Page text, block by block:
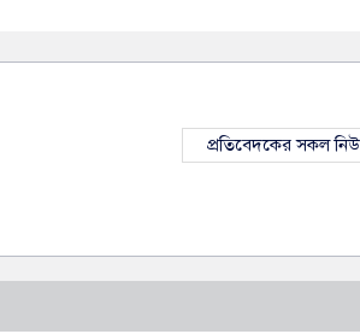
প্রতিবেদকের সকল